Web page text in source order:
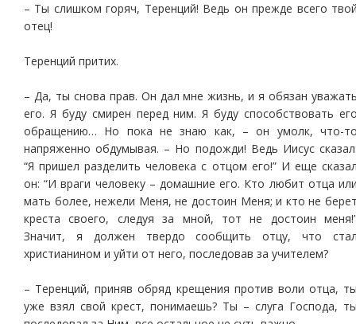
– Ты слишком горяч, Теренций! Ведь он прежде всего
отец!
Теренций притих.
– Да, ты снова прав. Он дал мне жизнь, и я обязан
его. Я буду смирен перед ним. Я буду способствовать
обращению… Но пока не знаю как, – он умолк, что-
напряженно обдумывая. – Но подожди! Ведь Иисус
“Я пришел разделить человека с отцом его!” И еще
он: “И враги человеку – домашние его. Кто любит отца
мать более, нежели Меня, не достоин Меня; и кто не
креста своего, следуя за мной, тот не достоин
Значит, я должен твердо сообщить отцу, что
христианином и уйти от него, последовав за учителем?
– Теренций, приняв обряд крещения против воли отца,
уже взял свой крест, понимаешь? Ты – слуга Господа,